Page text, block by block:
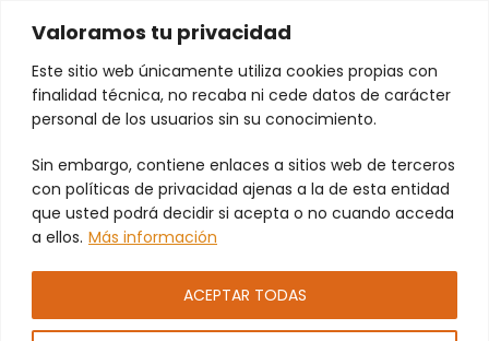
Valoramos tu privacidad
Este sitio web únicamente utiliza cookies propias con
finalidad técnica, no recaba ni cede datos de carácter
personal de los usuarios sin su conocimiento.
Sin embargo, contiene enlaces a sitios web de terceros
con políticas de privacidad ajenas a la de esta entidad
que usted podrá decidir si acepta o no cuando acceda
a ellos. Más información
ACEPTAR TODAS
Apertura de persianas
bloqueadas en Beniparrell |